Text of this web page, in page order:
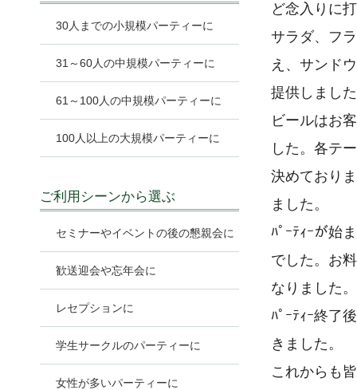
ど念入りに
サラダ、フ
え、サンド
提供しまし
ビールはお
した。各テ
決めており
ました。
ﾊﾟｰﾃｨｰが始
でした。お
なりました。
ﾊﾟｰﾃｨｰ終了
きました。
これからも
30人までの小規模パーティーに
31～60人の中規模パーティーに
61～100人の中規模パーティーに
100人以上の大規模パーティーに
ご利用シーンから選ぶ
セミナーやイベントの後の懇親会に
歓送迎会や忘年会に
レセプションに
学生サークルのパーティーに
女性が多いパーティーに